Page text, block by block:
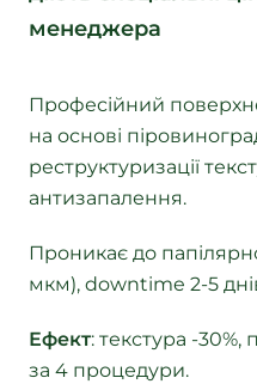
менеджера
Професійний
на основі
реструктуризації
антизапалення.
Проникає до
мкм), downtime 2-5
Ефект: текстура -30%,
за 4 процедури.